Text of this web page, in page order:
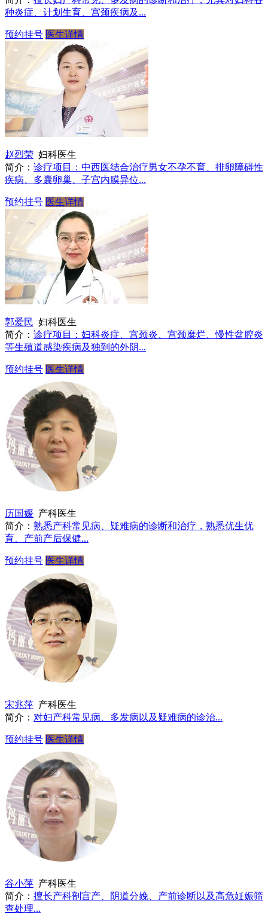
种炎症、计划生育、宫颈疾病及...
预约挂号 医生详情
赵烈荣 妇科医生
简介： 诊疗项目：中西医结合治疗男女不孕不育、排卵障碍性
疾病、多囊卵巢、子宫内膜异位...
预约挂号 医生详情
郭爱民 妇科医生
简介： 诊疗项目：妇科炎症、宫颈炎、宫颈糜烂、慢性盆腔炎
等生殖道感染疾病及独到的外阴...
预约挂号 医生详情
历国媛 产科医生
简介： 熟悉产科常见病、疑难病的诊断和治疗，熟悉优生优
育、产前产后保健...
预约挂号 医生详情
宋兆萍 产科医生
简介： 对妇产科常见病、多发病以及疑难病的诊治...
预约挂号 医生详情
谷小萍 产科医生
简介： 擅长产科剖宫产、阴道分娩、产前诊断以及高危妊娠筛
查处理...